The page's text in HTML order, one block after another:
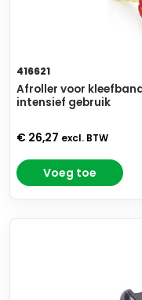
416621
Afroller voor
intensief gebruik
€ 26,27 excl. BTW
Voeg toe